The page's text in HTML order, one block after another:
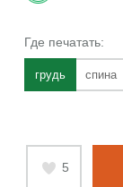
Где печатать:
грудь спина
5